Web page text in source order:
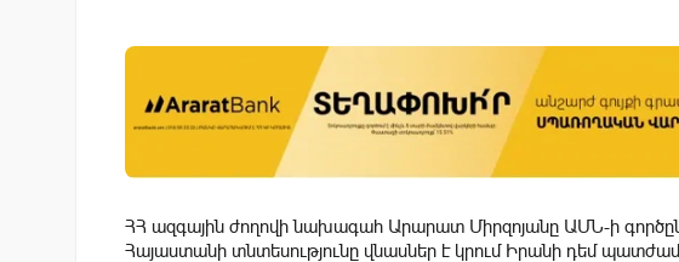
ՀՀ ազգային ժողովի նախագահ Արարատ Միրզոյանը ԱՄՆ-ի
Հայաստանի տնտեսությունը վնասներ է կրում Իրանի դեմ